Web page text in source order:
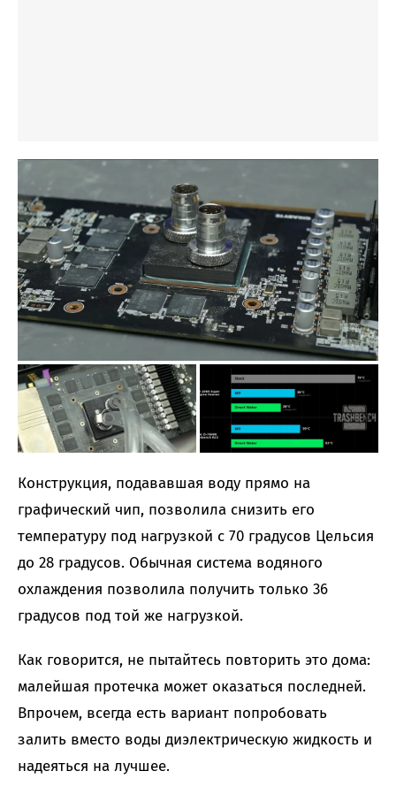
Конструкция, подававшая воду прямо на
графический чип, позволила снизить его
температуру под нагрузкой с 70 градусов Цельсия
до 28 градусов. Обычная система водяного
охлаждения позволила получить только 36
градусов под той же нагрузкой.
Как говорится, не пытайтесь повторить это дома:
малейшая протечка может оказаться последней.
Впрочем, всегда есть вариант попробовать
залить вместо воды диэлектрическую жидкость и
надеяться на лучшее.